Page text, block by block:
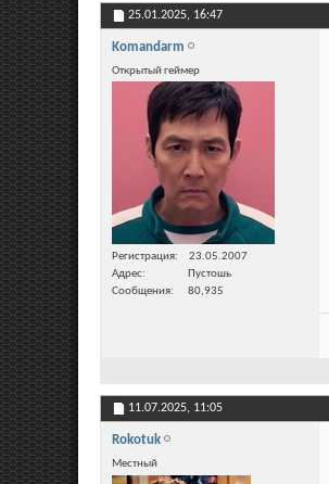
25.01.2025, 16:47
Komandarm
Открытый геймер
Регистрация
23.05.2007
Адрес
Пустошь
Сообщения
80,935
11.07.2025, 11:05
Rokotuk
Местный